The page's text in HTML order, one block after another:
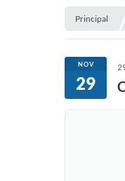
Principal
NOV
29